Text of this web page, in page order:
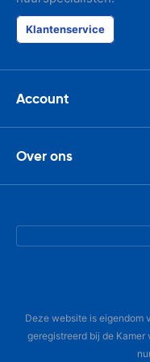
Klantenservice
Account
Over ons
Deze website is eigendom
geregistreerd bij de